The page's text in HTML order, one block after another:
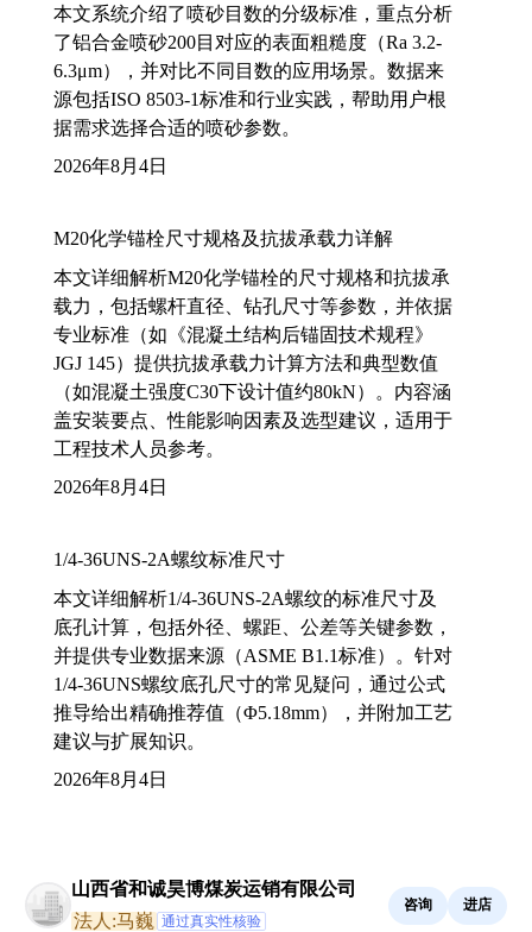
本文系统介绍了喷砂目数的分级标准，重点分析
了铝合金喷砂200目对应的表面粗糙度（Ra 3.2-
6.3μm），并对比不同目数的应用场景。数据来
源包括ISO 8503-1标准和行业实践，帮助用户根
据需求选择合适的喷砂参数。
2026年8月4日
M20化学锚栓尺寸规格及抗拔承载力详解
本文详细解析M20化学锚栓的尺寸规格和抗拔承
载力，包括螺杆直径、钻孔尺寸等参数，并依据
专业标准（如《混凝土结构后锚固技术规程》
JGJ 145）提供抗拔承载力计算方法和典型数值
（如混凝土强度C30下设计值约80kN）。内容涵
盖安装要点、性能影响因素及选型建议，适用于
工程技术人员参考。
2026年8月4日
1/4-36UNS-2A螺纹标准尺寸
本文详细解析1/4-36UNS-2A螺纹的标准尺寸及
底孔计算，包括外径、螺距、公差等关键参数，
并提供专业数据来源（ASME B1.1标准）。针对
1/4-36UNS螺纹底孔尺寸的常见疑问，通过公式
推导给出精确推荐值（Φ5.18mm），并附加工艺
建议与扩展知识。
2026年8月4日
山西省和诚昊博煤炭运销有限公司
法人:马巍 通过真实性核验
咨询 进店